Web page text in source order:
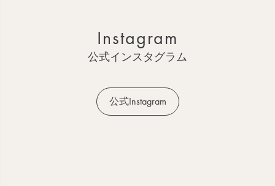
Instagram
公式インスタグラム
公式Instagram